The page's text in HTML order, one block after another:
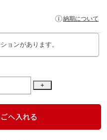
納期について
ョンがあります。